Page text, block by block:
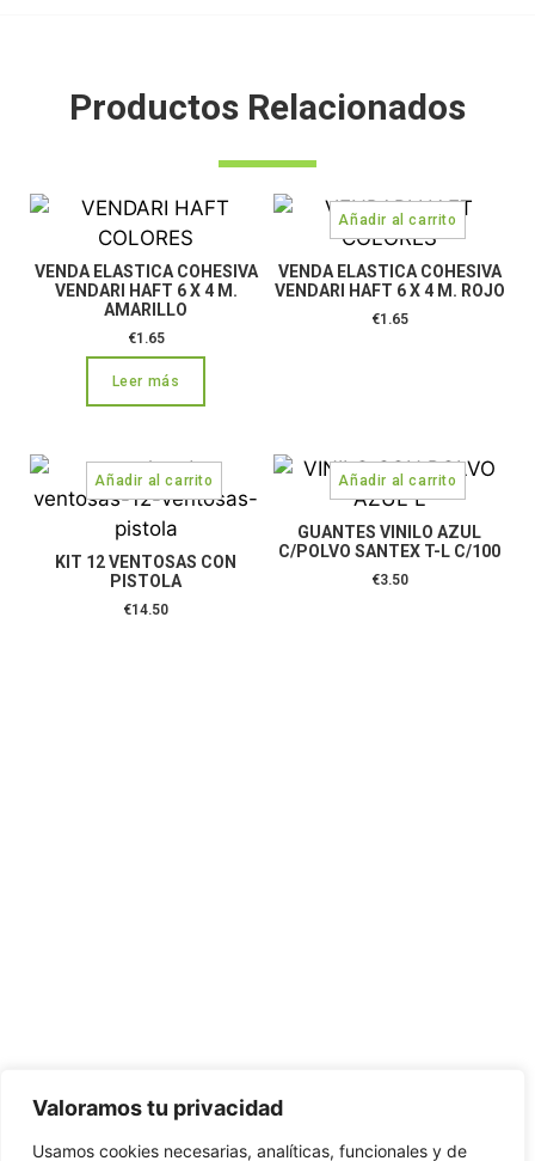
Valoramos tu privacidad
Usamos cookies necesarias, analíticas, funcionales y de
Productos Relacionados
VENDA ELASTICA COHESIVA
VENDARI HAFT 6 X 4 M.
AMARILLO
€1.65
Leer más
VENDA ELASTICA COHESIVA
VENDARI HAFT 6 X 4 M. ROJO
€1.65
KIT 12 VENTOSAS CON
PISTOLA
€14.50
GUANTES VINILO AZUL
C/POLVO SANTEX T-L C/100
€3.50
contacto@elbotiquinsuministrossanitarios.com